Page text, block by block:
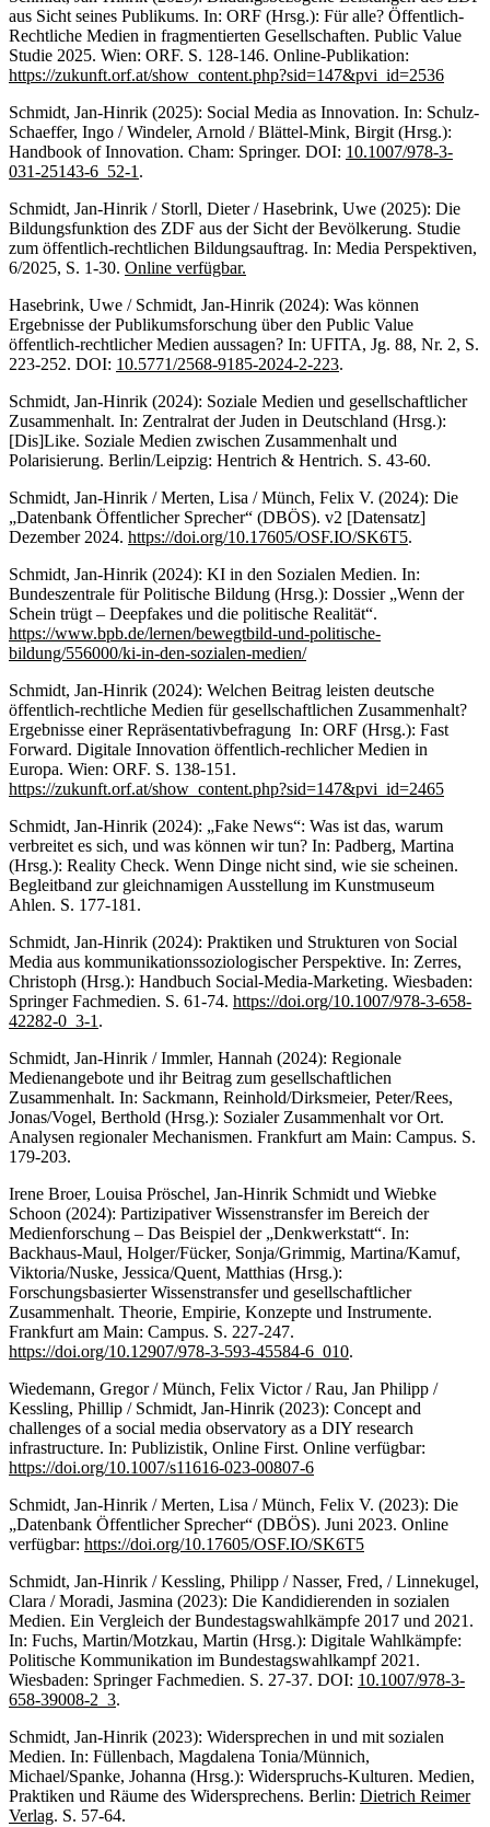
aus Sicht seines Publikums. In: ORF (Hrsg.): Für alle? Öffentlich-
Rechtliche Medien in fragmentierten Gesellschaften. Public Value
Studie 2025. Wien: ORF. S. 128-146. Online-Publikation:
https://zukunft.orf.at/show_content.php?sid=147&pvi_id=2536
Schmidt, Jan-Hinrik (2025): Social Media as Innovation. In: Schulz-
Schaeffer, Ingo / Windeler, Arnold / Blättel-Mink, Birgit (Hrsg.):
Handbook of Innovation. Cham: Springer. DOI: 10.1007/978-3-
031-25143-6_52-1 .
Schmidt, Jan-Hinrik / Storll, Dieter / Hasebrink, Uwe (2025): Die
Bildungsfunktion des ZDF aus der Sicht der Bevölkerung. Studie
zum öffentlich-rechtlichen Bildungsauftrag. In: Media Perspektiven,
6/2025, S. 1-30. Online verfügbar.
Hasebrink, Uwe / Schmidt, Jan-Hinrik (2024): Was können
Ergebnisse der Publikumsforschung über den Public Value
öffentlich-rechtlicher Medien aussagen? In: UFITA, Jg. 88, Nr. 2, S.
223-252. DOI: 10.5771/2568-9185-2024-2-223.
Schmidt, Jan-Hinrik (2024): Soziale Medien und gesellschaftlicher
Zusammenhalt. In: Zentralrat der Juden in Deutschland (Hrsg.):
[Dis]Like. Soziale Medien zwischen Zusammenhalt und
Polarisierung. Berlin/Leipzig: Hentrich & Hentrich. S. 43-60.
Schmidt, Jan-Hinrik / Merten, Lisa / Münch, Felix V. (2024): Die
„Datenbank Öffentlicher Sprecher“ (DBÖS). v2 [Datensatz]
Dezember 2024. https://doi.org/10.17605/OSF.IO/SK6T5.
Schmidt, Jan-Hinrik (2024): KI in den Sozialen Medien. In:
Bundeszentrale für Politische Bildung (Hrsg.): Dossier „Wenn der
Schein trügt – Deepfakes und die politische Realität“.
https://www.bpb.de/lernen/bewegtbild-und-politische-
bildung/556000/ki-in-den-sozialen-medien/
Schmidt, Jan-Hinrik (2024): Welchen Beitrag leisten deutsche
öffentlich-rechtliche Medien für gesellschaftlichen Zusammenhalt?
Ergebnisse einer Repräsentativbefragung In: ORF (Hrsg.): Fast
Forward. Digitale Innovation öffentlich-rechlicher Medien in
Europa. Wien: ORF. S. 138-151.
https://zukunft.orf.at/show_content.php?sid=147&pvi_id=2465
Schmidt, Jan-Hinrik (2024): „Fake News“: Was ist das, warum
verbreitet es sich, und was können wir tun? In: Padberg, Martina
(Hrsg.): Reality Check. Wenn Dinge nicht sind, wie sie scheinen.
Begleitband zur gleichnamigen Ausstellung im Kunstmuseum
Ahlen. S. 177-181.
Schmidt, Jan-Hinrik (2024): Praktiken und Strukturen von Social
Media aus kommunikationssoziologischer Perspektive. In: Zerres,
Christoph (Hrsg.): Handbuch Social-Media-Marketing. Wiesbaden:
Springer Fachmedien. S. 61-74. https://doi.org/10.1007/978-3-658-
42282-0_3-1 .
Schmidt, Jan-Hinrik / Immler, Hannah (2024): Regionale
Medienangebote und ihr Beitrag zum gesellschaftlichen
Zusammenhalt. In: Sackmann, Reinhold/Dirksmeier, Peter/Rees,
Jonas/Vogel, Berthold (Hrsg.): Sozialer Zusammenhalt vor Ort.
Analysen regionaler Mechanismen. Frankfurt am Main: Campus. S.
179-203.
Irene Broer, Louisa Pröschel, Jan-Hinrik Schmidt und Wiebke
Schoon (2024): Partizipativer Wissenstransfer im Bereich der
Medienforschung – Das Beispiel der „Denkwerkstatt“. In:
Backhaus-Maul, Holger/Fücker, Sonja/Grimmig, Martina/Kamuf,
Viktoria/Nuske, Jessica/Quent, Matthias (Hrsg.):
Forschungsbasierter Wissenstransfer und gesellschaftlicher
Zusammenhalt. Theorie, Empirie, Konzepte und Instrumente.
Frankfurt am Main: Campus. S. 227-247.
https://doi.org/10.12907/978-3-593-45584-6_010.
Wiedemann, Gregor / Münch, Felix Victor / Rau, Jan Philipp /
Kessling, Phillip / Schmidt, Jan-Hinrik (2023): Concept and
challenges of a social media observatory as a DIY research
infrastructure. In: Publizistik, Online First. Online verfügbar:
https://doi.org/10.1007/s11616-023-00807-6
Schmidt, Jan-Hinrik / Merten, Lisa / Münch, Felix V. (2023): Die
„Datenbank Öffentlicher Sprecher“ (DBÖS). Juni 2023. Online
verfügbar: https://doi.org/10.17605/OSF.IO/SK6T5
Schmidt, Jan-Hinrik / Kessling, Philipp / Nasser, Fred, / Linnekugel,
Clara / Moradi, Jasmina (2023): Die Kandidierenden in sozialen
Medien. Ein Vergleich der Bundestagswahlkämpfe 2017 und 2021.
In: Fuchs, Martin/Motzkau, Martin (Hrsg.): Digitale Wahlkämpfe:
Politische Kommunikation im Bundestagswahlkampf 2021.
Wiesbaden: Springer Fachmedien. S. 27-37. DOI: 10.1007/978-3-
658-39008-2_3.
Schmidt, Jan-Hinrik (2023): Widersprechen in und mit sozialen
Medien. In: Füllenbach, Magdalena Tonia/Münnich,
Michael/Spanke, Johanna (Hrsg.): Widerspruchs-Kulturen. Medien,
Praktiken und Räume des Widersprechens. Berlin: Dietrich Reimer
Verlag. S. 57-64.